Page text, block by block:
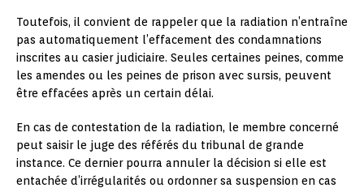
Toutefois, il convient de rappeler que la radiation n’entraîne
pas automatiquement l’effacement des condamnations
inscrites au casier judiciaire. Seules certaines peines, comme
les amendes ou les peines de prison avec sursis, peuvent
être effacées après un certain délai.
En cas de contestation de la radiation, le membre concerné
peut saisir le juge des référés du tribunal de grande
instance. Ce dernier pourra annuler la décision si elle est
entachée d’irrégularités ou ordonner sa suspension en cas